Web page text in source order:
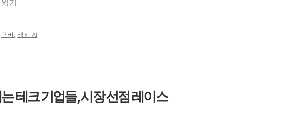
기
구버 ,생성 AI
테크 기업들, 시장 선점 레이스